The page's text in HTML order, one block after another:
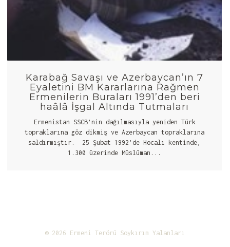
Karabağ Savaşı ve Azerbaycan’ın 7
Eyaletini BM Kararlarına Rağmen
Ermenilerin Buraları 1991’den beri
haâlâ İşgal Altında Tutmaları
Ermenistan SSCB’nin dağılmasıyla yeniden Türk
topraklarına göz dikmiş ve Azerbaycan topraklarına
saldırmıştır. 25 Şubat 1992’de Hocalı kentinde,
1.300 üzerinde Müslüman...
© 2026 Ermeni Terörü Soykırım Yalanları